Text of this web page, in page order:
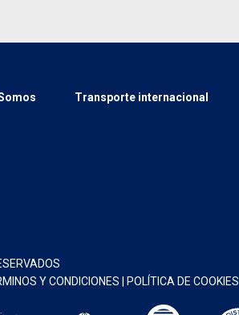
Transporte internacional
Y CONDICIONES POLÍTICA DE COOKIES